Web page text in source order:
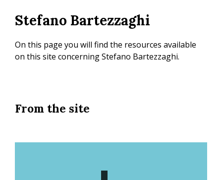
content
Stefano Bartezzaghi
On this page you will find the resources available
on this site concerning Stefano Bartezzaghi.
From the site